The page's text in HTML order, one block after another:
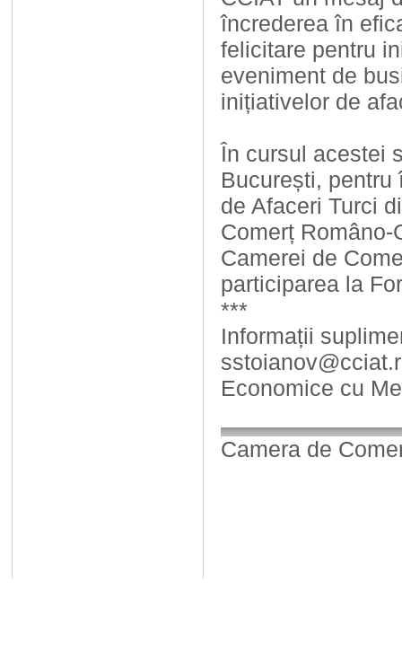
încrederea în
felicitare pentru
eveniment de
inițiativelor de
În cursul acestei
București,
de Afaceri Turci
Comerț
Camerei de
participarea la
***
Informații
Economice cu
Camera de